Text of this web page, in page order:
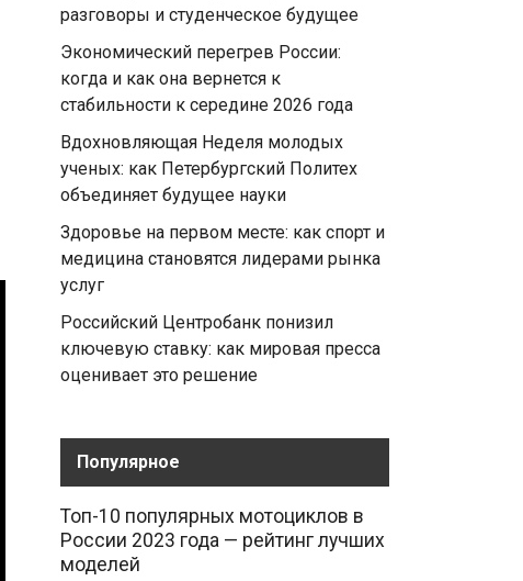
разговоры и студенческое будущее
Экономический перегрев России:
когда и как она вернется к
стабильности к середине 2026 года
Вдохновляющая Неделя молодых
ученых: как Петербургский Политех
объединяет будущее науки
Здоровье на первом месте: как спорт и
медицина становятся лидерами рынка
услуг
Российский Центробанк понизил
ключевую ставку: как мировая пресса
оценивает это решение
Популярное
Топ-10 популярных мотоциклов в
России 2023 года — рейтинг лучших
моделей